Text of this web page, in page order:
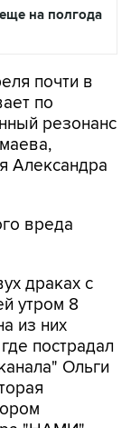
на полгода
почти в
по
резонанс
Александра
вреда
драках с
утром 8
из них
пострадал
Ольги